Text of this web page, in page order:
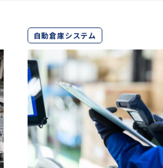
自動倉庫システム